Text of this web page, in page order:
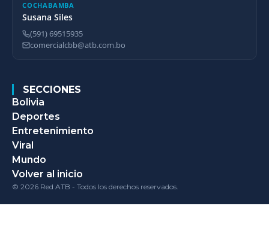
COCHABAMBA
Susana Siles
(591) 69515935
comercialcbb@atb.com.bo
SECCIONES
Bolivia
Deportes
Entretenimiento
Viral
Mundo
Volver al inicio
© 2026 Red ATB - Todos los derechos reservados.